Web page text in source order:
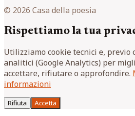
© 2026 Casa della poesia
Rispettiamo la tua
Utilizziamo cookie tecnici e, previo
analitici (Google Analytics) per
accettare, rifiutare o approfondire.
informazioni
Rifiuta Accetta